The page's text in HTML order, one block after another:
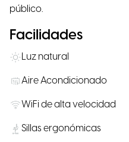
público.
Facilidades
Luz natural
Aire Acondicionado
WiFi de alta velocidad
Sillas ergonómicas